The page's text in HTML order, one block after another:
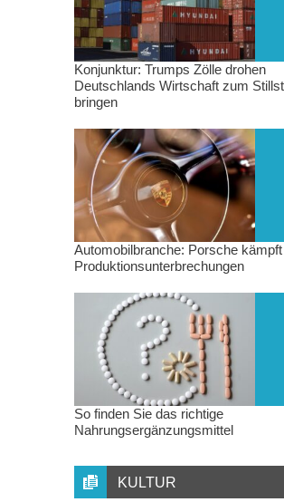
Konjunktur: Trumps Zölle drohen
Deutschlands Wirtschaft zum
bringen
Automobilbranche: Porsche
Produktionsunterbrechungen
So finden Sie das richtige
Nahrungsergänzungsmittel
KULTUR